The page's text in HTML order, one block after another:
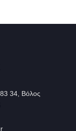
34, Βόλος